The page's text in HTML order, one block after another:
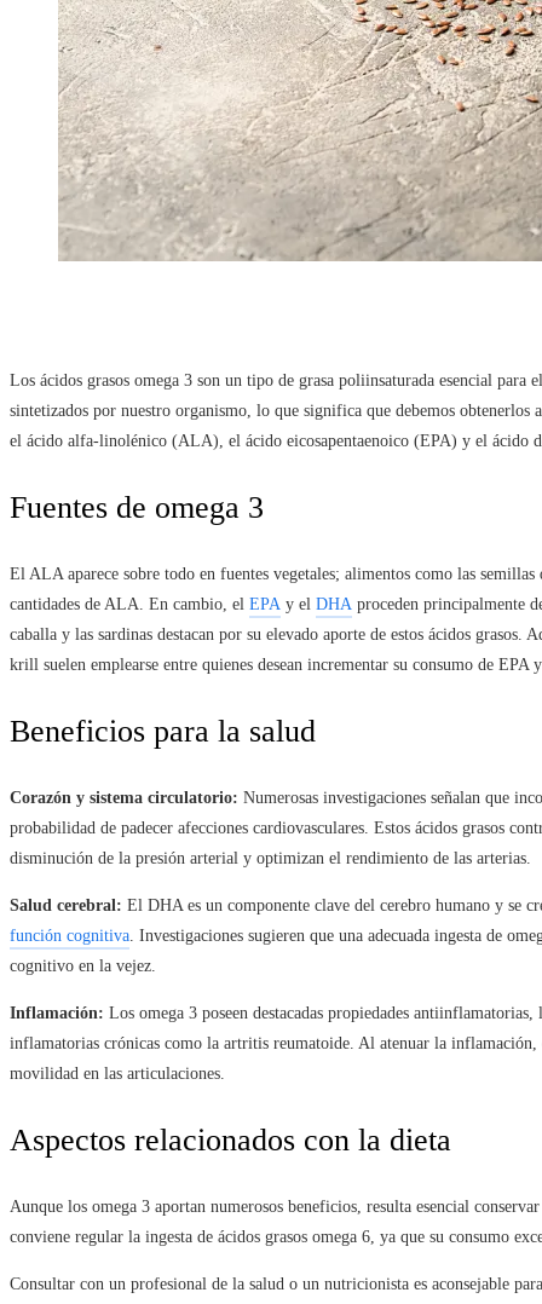
Los ácidos grasos omega 3 son un tipo de grasa poliinsaturada esencial
sintetizados por nuestro organismo, lo que significa que debemos
el ácido alfa-linolénico (ALA), el ácido eicosapentaenoico (EPA) y el ácido
Fuentes de omega 3
El ALA aparece sobre todo en fuentes vegetales; alimentos como las
cantidades de ALA. En cambio, el EPA y el DHA proceden principalmente
caballa y las sardinas destacan por su elevado aporte de estos ácidos grasos.
krill suelen emplearse entre quienes desean incrementar su consumo de EPA
Beneficios para la salud
Corazón y sistema circulatorio: Numerosas investigaciones señalan que
probabilidad de padecer afecciones cardiovasculares. Estos ácidos grasos
disminución de la presión arterial y optimizan el rendimiento de las arterias.
Salud cerebral: El DHA es un componente clave del cerebro humano y se
función cognitiva. Investigaciones sugieren que una adecuada ingesta de
cognitivo en la vejez.
Inflamación: Los omega 3 poseen destacadas propiedades
inflamatorias crónicas como la artritis reumatoide. Al atenuar la
movilidad en las articulaciones.
Aspectos relacionados con la dieta
Aunque los omega 3 aportan numerosos beneficios, resulta esencial
conviene regular la ingesta de ácidos grasos omega 6, ya que su consumo
Consultar con un profesional de la salud o un nutricionista es aconsejable